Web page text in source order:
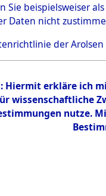
Einen Kommentar
Sie beispielsweiser
Daten nicht
der Arolsen
erkläre ich
wissenschaftliche
nutze.